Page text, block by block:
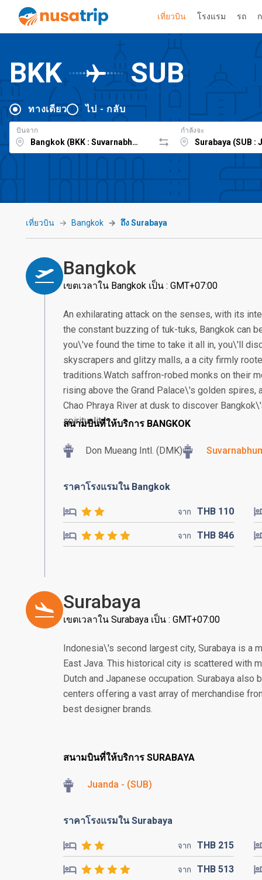
เที่ยวบิน โรงแรม รถ
BKK SUB
ทางเดียว ไป - กลับ
บินจาก กำลังจะ
เที่ยวบิน Bangkok ถึง Surabaya
Bangkok
เขตเวลาใน Bangkok เป็น : GMT+07:00
An exhilarating attack on the senses, with its
the constant buzzing of tuk-tuks, Bangkok can
you\'ve found the time to take it all in, you\'ll
skyscrapers and glitzy malls, a a city firmly
traditions.Watch saffron-robed monks on their
rising above the Grand Palace\'s golden spires,
Chao Phraya River at dusk to discover
spirituality.
สนามบินที่ให้บริการ BANGKOK
Don Mueang Intl. (DMK)
ราคาโรงแรมใน Bangkok
จาก THB 110
จาก THB 846
Surabaya
เขตเวลาใน Surabaya เป็น : GMT+07:00
Indonesia\'s second largest city, Surabaya is a
East Java. This historical city is scattered with
Dutch and Japanese occupation. Surabaya also
centers offering a vast array of merchandise
best designer brands.
สนามบินที่ให้บริการ SURABAYA
Juanda - (SUB)
ราคาโรงแรมใน Surabaya
จาก THB 215
จาก THB 513